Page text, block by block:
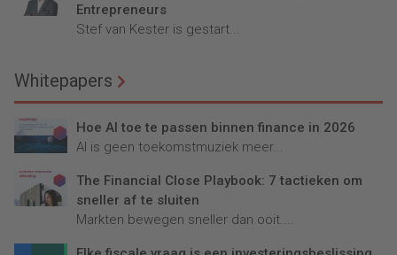
Entrepreneurs
Stef van Kester is gestart...
Whitepapers
Hoe AI toe te passen binnen finance in 2026
AI is geen toekomstmuziek meer...
The Financial Close Playbook: 7 tactieken om
sneller af te sluiten
Markten bewegen sneller dan ooit....